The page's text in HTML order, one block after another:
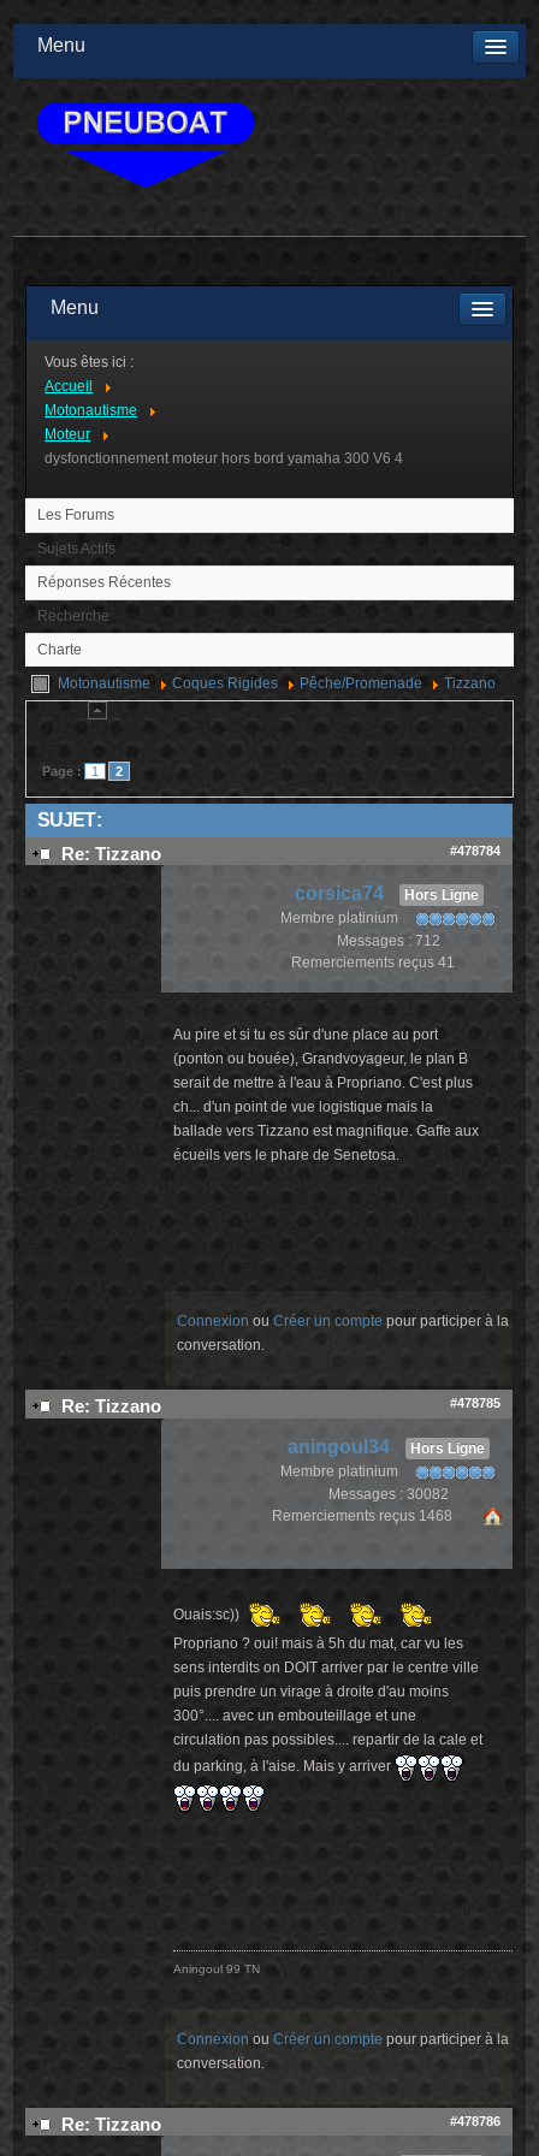
Menu
Menu
Vous êtes ici :
Accueil
Motonautisme
Moteur
dysfonctionnement moteur hors bord yamaha 300 V6 4
Les Forums
Sujets Actifs
Réponses Récentes
Recherche
Charte
Motonautisme
Coques Rigides Pêche/Promenade Tizzano
Page : 1 2
SUJET :
Re: Tizzano #478784
corsica74
Hors Ligne
Membre platinium
Messages : 712
Remerciements reçus 41
Au pire et si tu es sûr d'une place au port
(ponton ou bouée), Grandvoyageur, le plan B
serait de mettre à l'eau à Propriano. C'est plus
ch... d'un point de vue logistique mais la
ballade vers Tizzano est magnifique. Gaffe aux
écueils vers le phare de Senetosa.
Connexion ouCréer un compte pour participer à la
conversation.
Re: Tizzano #478785
aningoul34
Hors Ligne
Membre platinium
Messages : 30082
Remerciements reçus 1468
Ouais:sc))
Propriano ? oui! mais à 5h du mat, car vu les
sens interdits on DOIT arriver par le centre ville
puis prendre un virage à droite d'au moins
300°.... avec un embouteillage et une
circulation pas possibles.... repartir de la cale et
du parking, à l'aise. Mais y arriver
Aningoul 99 TN
Connexion ouCréer un compte pour participer à la
conversation.
Re: Tizzano #478786